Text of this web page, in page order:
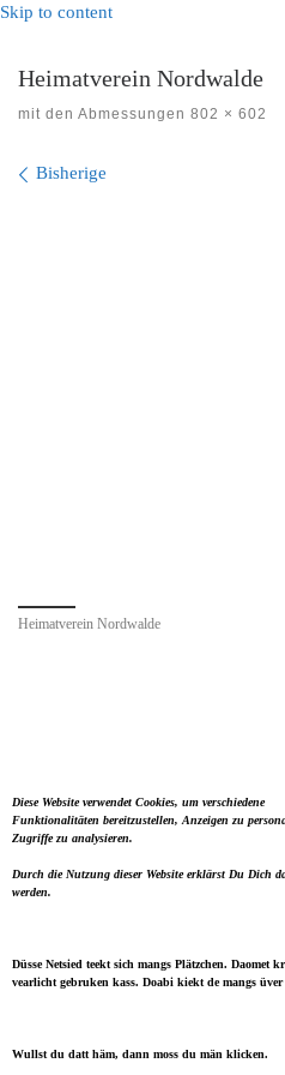
Skip to content
Heimatverein Nordwalde
mit den Abmessungen 802 × 602
Bilder Navigation
Bisherige
Heimatverein Nordwalde
Diese Website verwendet Cookies, um verschiedene
Funktionalitäten bereitzustellen, Anzeigen zu
Zugriffe zu analysieren.
Durch die Nutzung dieser Website erklärst Du Dich
werden.
Düsse Netsied teekt sich mangs Plätzchen. Daomet
vearlicht gebruken kass. Doabi kiekt de mangs üver
Wullst du datt häm, dann moss du män klicken.